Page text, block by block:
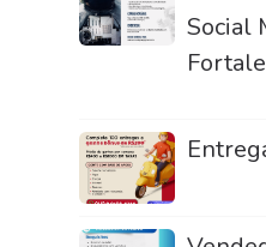
Social